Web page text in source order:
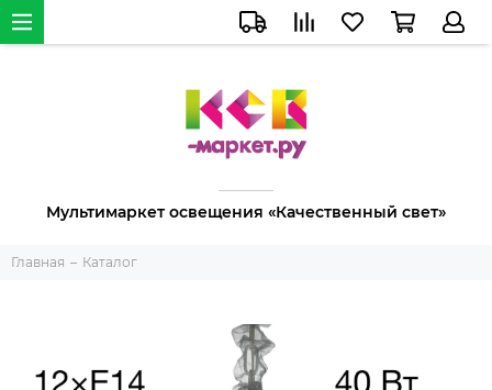
Мультимаркет освещения «Качественный свет»
Главная Каталог